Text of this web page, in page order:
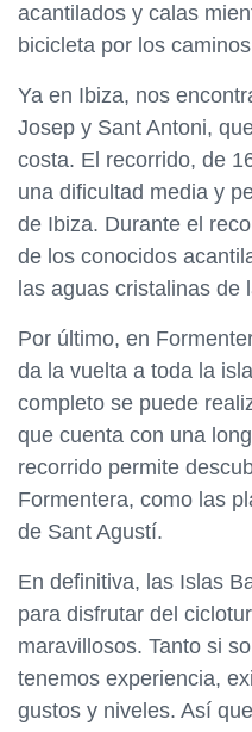
acantilados y calas
bicicleta por los
Ya en Ibiza, nos
Josep y Sant Antoni,
costa. El recorrido, de
una dificultad media y
de Ibiza. Durante el
de los conocidos
las aguas cristalinas de
Por último, en
da la vuelta a toda la
completo se puede
que cuenta con una
recorrido permite
Formentera, como las
de Sant Agustí.
En definitiva, las Islas
para disfrutar del
maravillosos. Tanto si
tenemos experiencia,
gustos y niveles. Así